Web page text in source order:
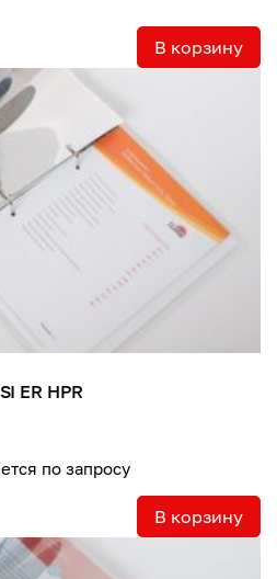
В корзину
ER HPR
по запросу
В корзину